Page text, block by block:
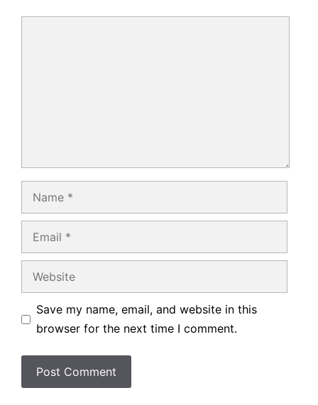
Name
Email
Website
Save my name, email, and website in this
browser for the next time I comment.